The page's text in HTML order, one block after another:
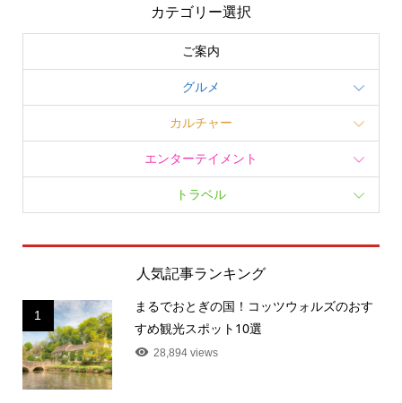
カテゴリー選択
ご案内
グルメ
カルチャー
エンターテイメント
トラベル
人気記事ランキング
1
まるでおとぎの国！コッツウォルズのおす
すめ観光スポット10選
28,894 views